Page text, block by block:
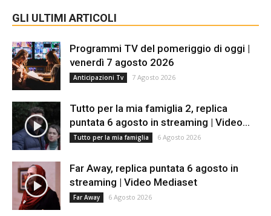
GLI ULTIMI ARTICOLI
Programmi TV del pomeriggio di oggi |
venerdì 7 agosto 2026
Anticipazioni Tv 7 Agosto 2026
Tutto per la mia famiglia 2, replica
puntata 6 agosto in streaming | Video...
Tutto per la mia famiglia 6 Agosto 2026
Far Away, replica puntata 6 agosto in
streaming | Video Mediaset
Far Away 6 Agosto 2026